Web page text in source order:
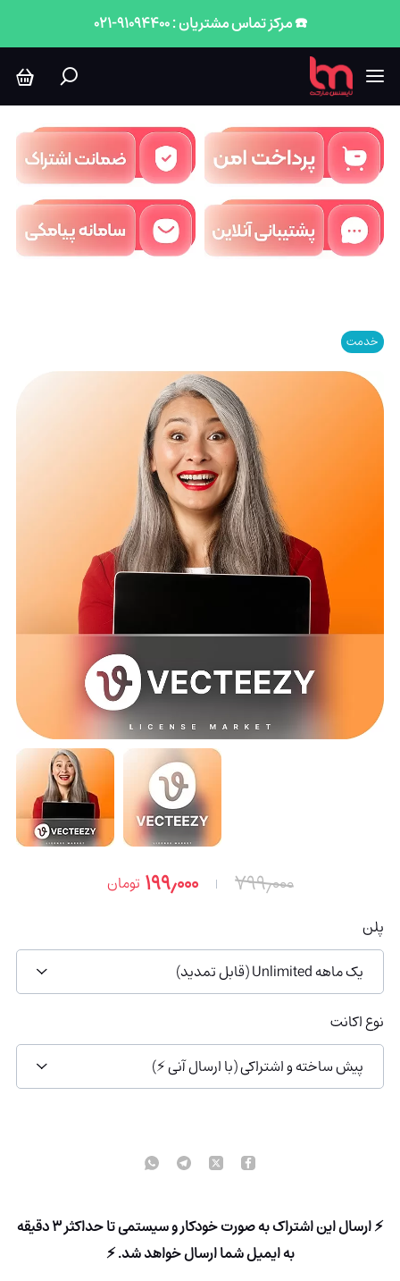
☎️ مرکز تماس مشتریان : 91094400-021
خدمت
۷۹۹٫۰۰۰ ۱۹۹٫۰۰۰ تومان
پلن
یک ماهه Unlimited (قابل تمدید)
نوع اکانت
پیش ساخته و اشتراکی (با ارسال آنی ⚡)
⚡ ارسال این اشتراک به صورت خودکار و سیستمی تا حداکثر 3 دقیقه
به ایمیل شما ارسال خواهد شد. ⚡